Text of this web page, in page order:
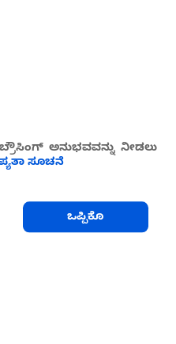
ಅನುಭವವನ್ನು ನೀಡಲು
ಸೂಚನೆ
ಒಪ್ಪಿಕೊ